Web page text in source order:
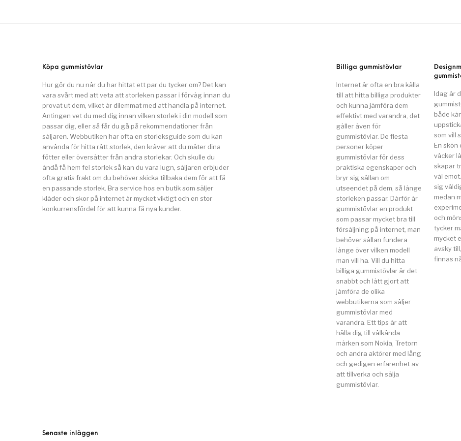
Köpa gummistövlar
Hur gör du nu när du har hittat ett par du tycker om? Det kan
vara svårt med att veta att storleken passar i förväg innan du
provat ut dem, vilket är dilemmat med att handla på internet.
Antingen vet du med dig innan vilken storlek i din modell som
passar dig, eller så får du gå på rekommendationer från
säljaren. Webbutiken har ofta en storleksguide som du kan
använda för hitta rätt storlek, den kräver att du mäter dina
fötter eller översätter från andra storlekar. Och skulle du
ändå få hem fel storlek så kan du vara lugn, säljaren erbjuder
ofta gratis frakt om du behöver skicka tillbaka dem för att få
en passande storlek. Bra service hos en butik som säljer
kläder och skor på internet är mycket viktigt och en stor
konkurrensfördel för att kunna få nya kunder.
Billiga gummistövlar
Internet är ofta en bra källa
till att hitta billiga produkter
och kunna jämföra dem
effektivt med varandra, det
gäller även för
gummistövlar. De flesta
personer köper
gummistövlar för dess
praktiska egenskaper och
bryr sig sällan om
utseendet på dem, så länge
storleken passar. Därför är
gummistövlar en produkt
som passar mycket bra till
försäljning på internet, man
behöver sällan fundera
länge över vilken modell
man vill ha. Vill du hitta
billiga gummistövlar är det
snabbt och lätt gjort att
jämföra de olika
webbutikerna som säljer
gummistövlar med
varandra. Ett tips är att
hålla dig till välkända
märken som Nokia, Tretorn
och andra aktörer med lång
och gedigen erfarenhet av
att tillverka och sälja
gummistövlar.
Idag är
både
som vill
En skön
väcker
skapar
väl
sig
medan
och
tycker
mycket
avsky
finnas
Senaste inläggen